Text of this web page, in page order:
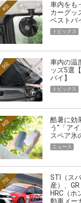
車内をも
カーグッ
ベストバ
4位
トピックス
車内の温
ッズ5選
バイ】
5位
トピックス
酷暑に効
う”「ア
スペア氷
6位
ニュース
STI（ス
産）、GR
HRC（ホ
動車メー
7位